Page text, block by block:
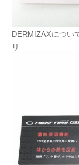
DERMIZAXについ
リ